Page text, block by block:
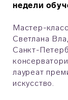
недели
Мастер-
Светлана
Санкт-
лауреат
искусство.